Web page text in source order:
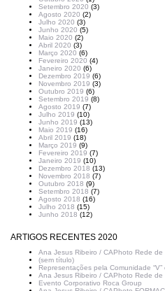
Setembro 2020 (3)
Agosto 2020 (2)
Julho 2020 (3)
Junho 2020 (5)
Maio 2020 (2)
Abril 2020 (3)
Março 2020 (6)
Fevereiro 2020 (4)
Janeiro 2020 (6)
Dezembro 2019 (6)
Novembro 2019 (3)
Outubro 2019 (6)
Setembro 2019 (8)
Agosto 2019 (7)
Julho 2019 (10)
Junho 2019 (13)
Maio 2019 (16)
Abril 2019 (18)
Março 2019 (9)
Fevereiro 2019 (7)
Janeiro 2019 (10)
Dezembro 2018 (13)
Novembro 2018 (7)
Outubro 2018 (9)
Setembro 2018 (7)
Agosto 2018 (16)
Julho 2018 (15)
Junho 2018 (12)
ARTIGOS RECENTES 2020
Ana Jesus Ribeiro / CAPhoto Rede
(sem título)
Representações pela Comunidade “V”
Ana Jesus Ribeiro / CAPhoto Rede
Evento Corporativo Roca Group